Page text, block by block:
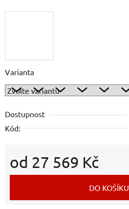
Varianta
Dostupnost
Kód:
od 27 569 Kč
Měrná cena:
DO KOŠÍKU